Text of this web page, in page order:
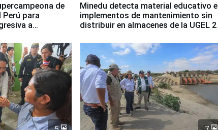
de
Perú para
a
Minedu detecta material educativo e
implementos de mantenimiento sin
distribuir en almacenes de la UGEL 2